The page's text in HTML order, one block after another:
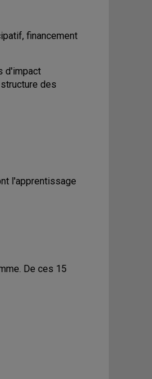
financement
d'impact
des
l'apprentissage
De ces 15